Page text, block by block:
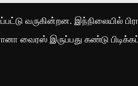
வருகின்றன. இந்நிலையில்
வைரஸ் இருப்பது கண்டு